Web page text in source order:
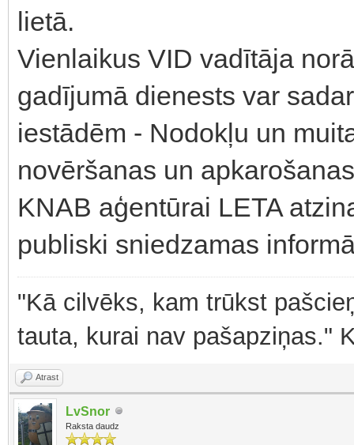
lietā.
Vienlaikus VID vadītāja
gadījumā dienests var
iestādēm - Nodokļu un
novēršanas un
KNAB aģentūrai LETA
publiski sniedzamas
"Kā cilvēks, kam trūkst
tauta, kurai nav pašapziņas."
Atrast
LvSnor
Raksta daudz